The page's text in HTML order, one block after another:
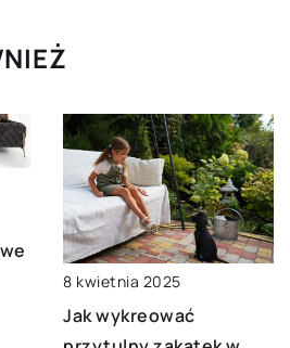
8 kwietnia 2025
Jak wykreować